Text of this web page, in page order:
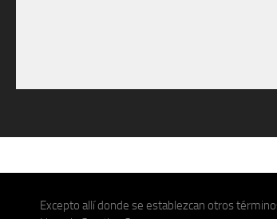
Excepto allí donde se establezcan otros